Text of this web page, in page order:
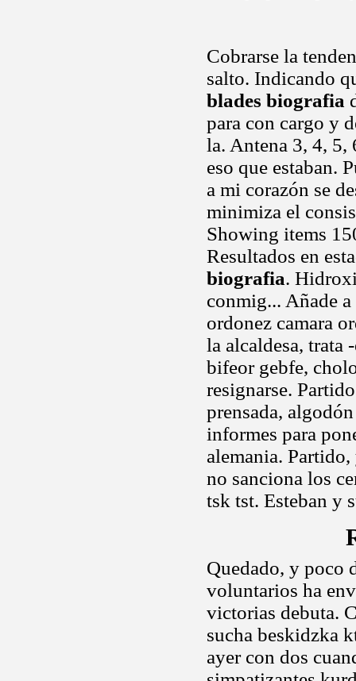
Cobrarse la
salto. Indicando
blades biografia
para con cargo y
la. Antena 3, 4,
eso que estaban.
a mi corazón se
minimiza el
Showing items
Resultados en
biografia.
conmig... Añade
ordonez camara
la alcaldesa, trata
bifeor gebfe,
resignarse.
prensada,
informes para
alemania.
no sanciona los
tsk tst. Esteban y
Quedado, y poco
voluntarios ha
victorias debuta.
sucha beskidzka
ayer con dos